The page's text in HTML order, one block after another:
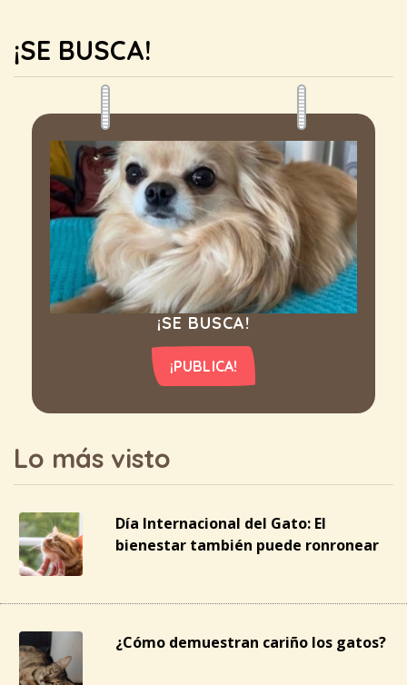
¡SE BUSCA!
¡SE BUSCA!
¡PUBLICA!
Lo más visto
Día Internacional del Gato: El
bienestar también puede ronronear
¿Cómo demuestran cariño los gatos?